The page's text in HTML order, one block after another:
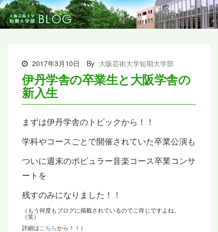
2017年3月10日 By 大阪芸術大学短期大学部
伊丹学舎の卒業生と大阪学舎の
新入生
まずは伊丹学舎のトピックから！！
学科やコースごとで開催されていた卒業公演も
ついに週末のポピュラー音楽コース卒業コンサ
ートを
残すのみになりました！！
（もう何度もブログに掲載されているのでご存じですよね。
（笑）
詳細は こちらから！！）